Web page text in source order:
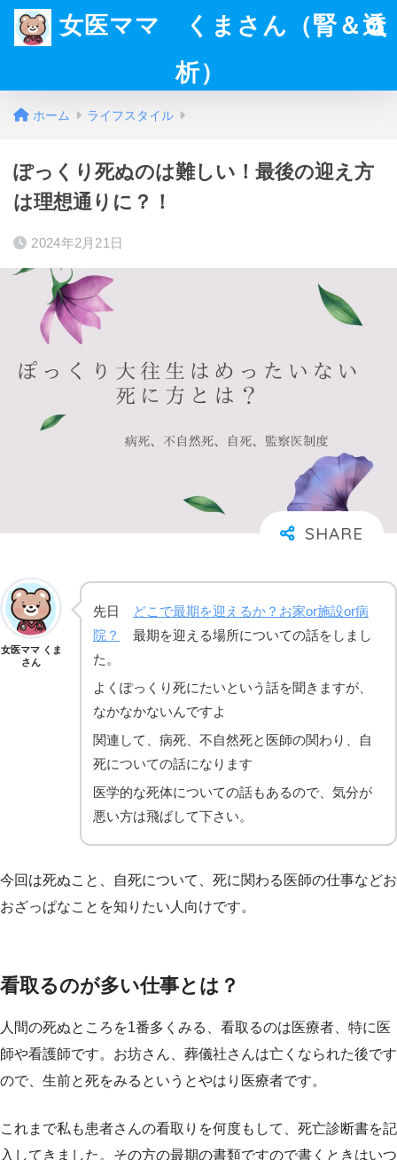
女医ママ くまさん（腎＆透
析）
ホーム ライフスタイル
ぽっくり死ぬのは難しい！最後の迎え方
は理想通りに？！
2024年2月21日
女医ママ くま
さん
先日
どこで最期を迎えるか？お家or施設or病
院？
最期を迎える場所についての話をしまし
た。
よくぽっくり死にたいという話を聞きますが、
なかなかないんですよ
関連して、病死、不自然死と医師の関わり、自
死についての話になります
医学的な死体についての話もあるので、気分が
悪い方は飛ばして下さい。
今回は死ぬこと、自死について、死に関わる医師の仕事などお
おざっぱなことを知りたい人向けです。
看取るのが多い仕事とは？
人間の死ぬところを1番多くみる、看取るのは医療者、特に医
師や看護師です。お坊さん、葬儀社さんは亡くなられた後です
ので、生前と死をみるというとやはり医療者です。
これまで私も患者さんの看取りを何度もして、死亡診断書を記
入してきました。その方の最期の書類ですので書くときはいつ